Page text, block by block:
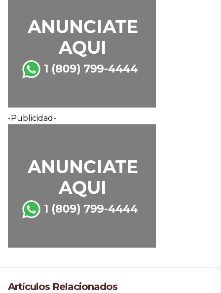
-Publicidad-
Artículos Relacionados